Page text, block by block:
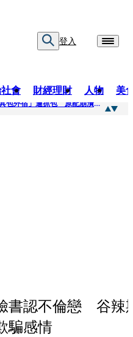
登入
會 財經理財 人物 美
偷吃女主管！電商人夫「背SM道具包外宿」遭抓包 原配崩潰求償100萬：從未用過此類
書認不倫戀 谷辣
騙感情